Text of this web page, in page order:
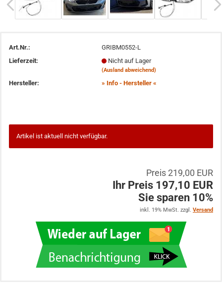
Art.Nr.:
GRIBM0552-L
Lieferzeit:
Nicht auf Lager
(Ausland abweichend)
Hersteller: » Info - Hersteller «
Artikel ist aktuell nicht verfügbar.
Preis 219,00 EUR
Ihr Preis 197,10 EUR
Sie sparen 10%
inkl. 19% MwSt. zzgl. Versand